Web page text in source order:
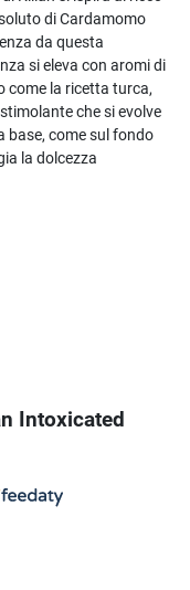
di Cardamomo
da questa
si eleva con aromi di
come la ricetta turca,
che si evolve
base, come sul fondo
la dolcezza
Intoxicated